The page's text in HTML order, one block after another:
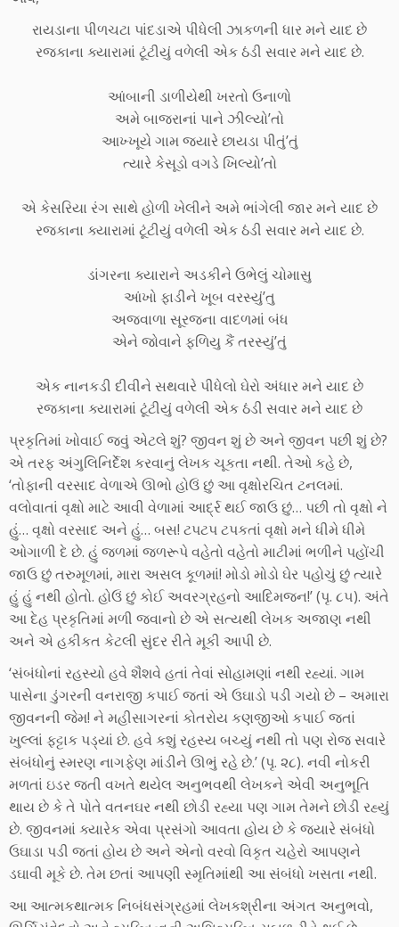
રાયડાના પીળચટા પાંદડાએ પીધેલી ઝાકળની ધાર મને યાદ છે
રજકાના ક્યારામાં ટૂંટીયું વળેલી એક ઠંડી સવાર મને યાદ છે.
આંબાની ડાળીયેથી ખરતો ઉનાળો
અમે બાજરાનાં પાને ઝીલ્યો’તો
આખ્ખૂયે ગામ જ્યારે છાયડા પીતું’તું
ત્યારે કેસૂડો વગડે ખિલ્યો’તો
એ કેસરિયા રંગ સાથે હોળી ખેલીને અમે ભાંગેલી જાર મને યાદ છે
રજકાના ક્યારામાં ટૂંટીયું વળેલી એક ઠંડી સવાર મને યાદ છે.
ડાંગરના ક્યારાને અડકીને ઉભેલું ચોમાસુ
આંખો ફાડીને ખૂબ વરસ્યું’તુ
અજવાળા સૂરજના વાદળમાં બંધ
એને જોવાને ફળિયુ કૈં તરસ્યું’તું
એક નાનકડી દીવીને સથવારે પીધેલો ઘેરો અંધાર મને યાદ છે
રજકાના ક્યારામાં ટૂંટીયું વળેલી એક ઠંડી સવાર મને યાદ છે
પ્રકૃતિમાં ખોવાઈ જવું એટલે શું? જીવન શું છે અને જીવન પછી શું છે?
એ તરફ અંગુલિનિર્દેશ કરવાનું લેખક ચૂકતા નથી. તેઓ કહે છે,
‘તોફાની વરસાદ વેળાએ ઊભો હોઉં છું આ વૃક્ષોરચિત ટનલમાં.
વલોવાતાં વૃક્ષો માટે આવી વેળામાં આર્દ્ર થઈ જાઉ છું… પછી તો વૃક્ષો ને
હું… વૃક્ષો વરસાદ અને હું… બસ! ટપટપ ટપકતાં વૃક્ષો મને ધીમે ધીમે
ઓગાળી દે છે. હું જળમાં જળરૂપે વહેતો વહેતો માટીમાં ભળીને પહોંચી
જાઉ છું તરુમૂળમાં, મારા અસલ કૂળમાં! મોડો મોડો ઘેર પહોચું છું ત્યારે
હું હું નથી હોતો. હોઉં છું કોઈ અવરગ્રહનો આદિમજન!’ (પૃ. ૮૫). અંતે
આ દેહ પ્રકૃતિમાં મળી જવાનો છે એ સત્યથી લેખક અજાણ નથી
અને એ હકીકત કેટલી સુંદર રીતે મૂકી આપી છે.
‘સંબંધોનાં રહસ્યો હવે શૈશવે હતાં તેવાં સોહામણાં નથી રહ્યાં. ગામ
પાસેના ડુંગરની વનરાજી કપાઈ જતાં એ ઉઘાડો પડી ગયો છે – અમારા
જીવનની જેમ! ને મહીસાગરનાં કોતરોય કણજીઓ કપાઈ જતાં
ખુલ્લાં ફટ્ટાક પડ્યાં છે. હવે કશું રહસ્ય બચ્યું નથી તો પણ રોજ સવારે
સંબંધોનું સ્મરણ નાગફેણ માંડીને ઊભું રહે છે.’ (પૃ. ૨૮). નવી નોકરી
મળતાં ઇડર જતી વખતે થયેલ અનુભવથી લેખકને એવી અનુભૂતિ
થાય છે કે તે પોતે વતનઘર નથી છોડી રહ્યા પણ ગામ તેમને છોડી રહ્યું
છે. જીવનમાં ક્યારેક એવા પ્રસંગો આવતા હોય છે કે જ્યારે સંબંધો
ઉઘાડા પડી જતાં હોય છે અને એનો વરવો વિકૃત ચહેરો આપણને
ડઘાવી મૂકે છે. તેમ છતાં આપણી સ્મૃતિમાંથી આ સંબંધો ખસતા નથી.
આ આત્મકથાત્મક નિબંધસંગ્રહમાં લેખકશ્રીના અંગત અનુભવો,